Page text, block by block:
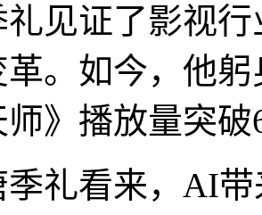
礼见证了影视
革。如今，他
师》播放量突
看来，AI带